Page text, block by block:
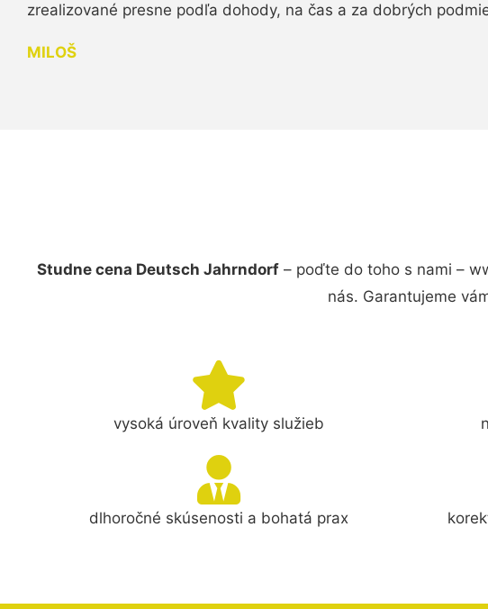
zrealizované presne podľa dohody, na čas a za dobrých
MILOŠ
Studne cena Deutsch Jahrndorf – poďte do toho s nami –
nás. Garantujeme
vysoká úroveň kvality služieb
dlhoročné skúsenosti a bohatá prax